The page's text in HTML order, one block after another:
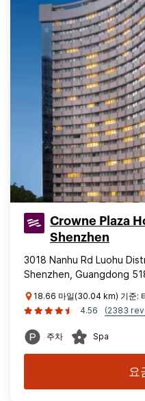
Crowne Plaza
Shenzhen
3018 Nanhu Rd Luohu
Shenzhen, Guangdong
18.66 마일(30.04 km) 기준:
4.56
(2383
주차 Spa
요